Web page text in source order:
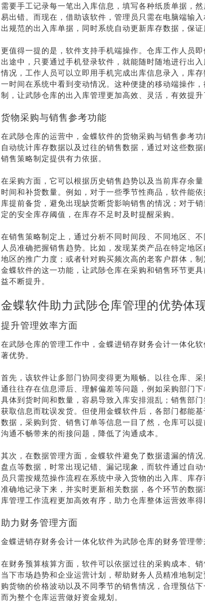
需要手工记录每一笔出入库信息，填写各种纸质单据，
易出错。而现在，借助该软件，管理员只需在电脑端输
出规范的出入库单据，同时系统自动更新库存数据，保证
更值得一提的是，软件支持手机端操作。仓库工作人员
出途中，只要通过手机登录软件，就能随时随地进行出
情况，工作人员可以立即用手机完成出库信息录入，库
一时间在系统中看到变动情况。这种便捷的移动端操作
制，让武陟仓库的出入库管理更加高效、灵活，有效提升
货物采购与销售参考功能
在武陟仓库的运营中，金蝶软件的货物采购与销售参考
自动统计库存数据以及过往的销售数据，通过对这些数
销售策略制定提供有力依据。
在采购方面，它可以根据历史销售趋势以及当前库存余
时间和补货数量。例如，对于一些季节性商品，软件能
库提前备货，避免出现缺货断货影响销售的情况；对于
定的安全库存阈值，在库存不足时及时提醒采购。
在销售策略制定上，通过分析不同时间段、不同地区、
人员准确把握销售趋势。比如，发现某类产品在特定地
地区的推广力度；或者针对购买频次高的老客户群体，
金蝶软件的这一功能，让武陟仓库在采购和销售环节更
益不断提升。
金蝶软件助力武陟仓库管理的优势体
提升管理效率方面
在武陟仓库的管理工作中，金蝶进销存财务会计一体化
著优势。
首先，该软件让多部门协同变得更为顺畅。以往仓库、
通往往存在信息滞后、理解偏差等问题，例如采购部门
具体到货时间和数量，容易导致入库安排混乱；销售部
获取信息而耽误发货。但使用金蝶软件后，各部门都能
数据，采购到货、销售订单等信息一目了然，仓库可以
沟通不畅带来的衔接问题，降低了沟通成本。
其次，在数据管理方面，金蝶软件避免了数据遗漏的情况
盘点等数据，时常出现记错、漏记现象，而软件通过自
员只需按规范操作流程在系统中录入货物的出入库、库
准确地记录下来，并实时更新相关数据，各个环节的数
库管理工作流程更加高效有序，助力仓库整体运营效率得
助力财务管理方面
金蝶进销存财务会计一体化软件为武陟仓库的财务管理带
在财务预算核算方面，软件可以依据过往的采购成本、
当下市场趋势和企业运营计划，帮助财务人员精准地制
购货物的价格波动以及不同季节的销售情况，合理预估
而为整个仓库运营做好资金规划。